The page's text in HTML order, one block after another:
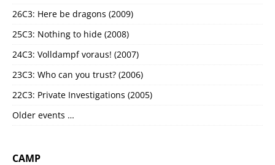
26C3: Here be dragons (2009)
25C3: Nothing to hide (2008)
24C3: Volldampf voraus! (2007)
23C3: Who can you trust? (2006)
22C3: Private Investigations (2005)
Older events …
CAMP